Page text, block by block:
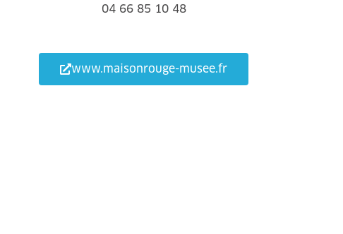
04 66 85 10 48
www.maisonrouge-musee.fr